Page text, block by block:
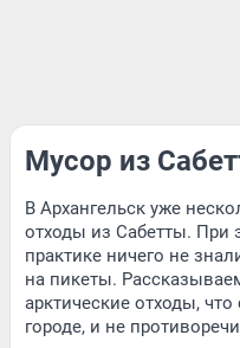
Мусор из
В Архангельск уже
отходы из Сабетты. При
практике ничего не
на пикеты.
арктические отходы,
городе, и не